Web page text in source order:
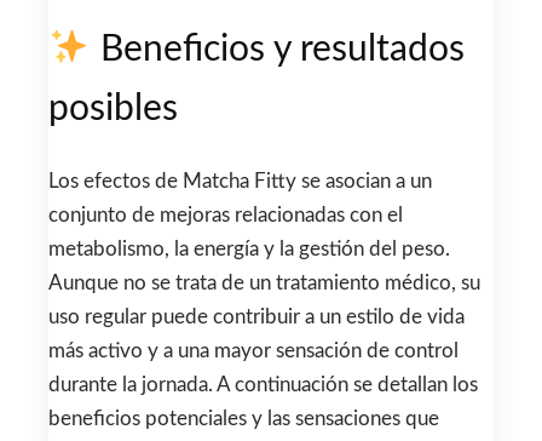
Beneficios y resultados
posibles
Los efectos de Matcha Fitty se asocian a un
conjunto de mejoras relacionadas con el
metabolismo, la energía y la gestión del peso.
Aunque no se trata de un tratamiento médico, su
uso regular puede contribuir a un estilo de vida
más activo y a una mayor sensación de control
durante la jornada. A continuación se detallan los
beneficios potenciales y las sensaciones que